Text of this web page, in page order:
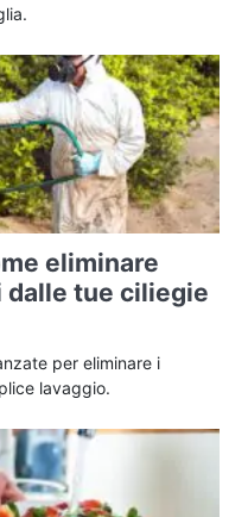
eliminare
tue ciliegie
per eliminare i
lavaggio.